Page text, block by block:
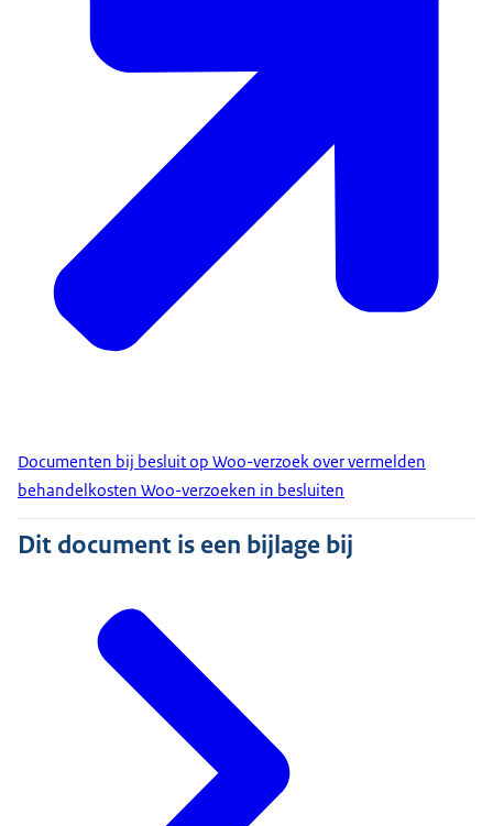
Documenten bij besluit op Woo-verzoek over vermelden
behandelkosten Woo-verzoeken in besluiten
Dit document is een bijlage bij